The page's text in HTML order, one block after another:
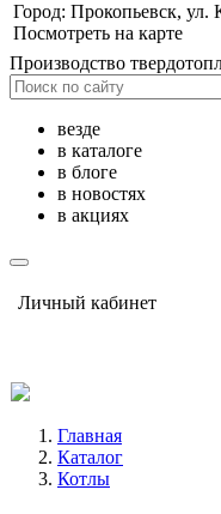
Город: Прокопьевск, ул.
Посмотреть на карте
Производство
везде
в каталоге
в блоге
в новостях
в акциях
Личный кабинет
Главная
Каталог
Котлы